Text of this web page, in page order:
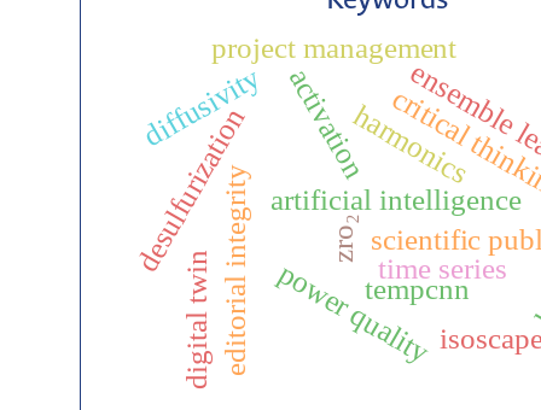
artificial intelligence
scientific
editorial integrity time series
tempcnn
activation
desulfurization
diffusivity critical
harmonics
p
o
w
e
r
q
u
a
l
i
t
y
digital twin
project management
zro₂